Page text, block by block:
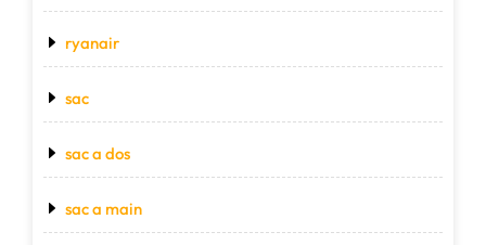
ryanair
sac
sac a dos
sac a main